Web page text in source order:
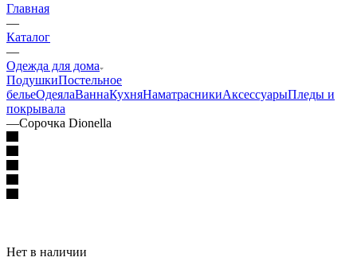
Главная
—
Каталог
—
Одежда для дома
ПодушкиПостельное
бельеОдеялаВаннаКухняНаматрасникиАксессуарыПледы и
покрывала
—Сорочка Dionella
Нет в наличии